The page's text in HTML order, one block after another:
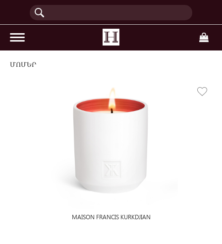
ՄՈՄԵՐ
MAISON FRANCIS KURKDJIAN